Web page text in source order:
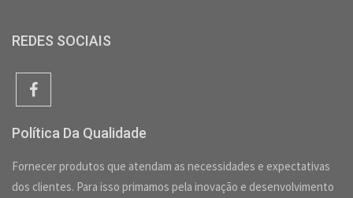
REDES SOCIAIS
Política Da Qualidade
Fornecer produtos que atendam as necessidades e expectativas
dos clientes. Para isso primamos pela inovação e desenvolvimento